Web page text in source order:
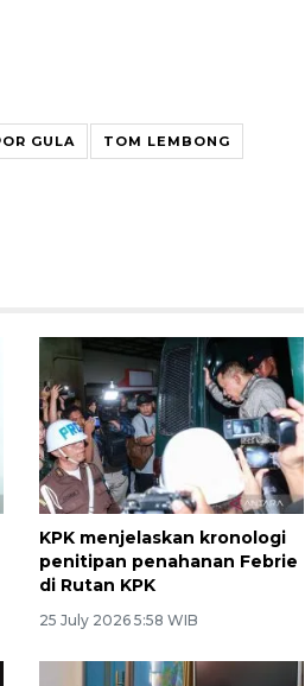
GULA TOM LEMBONG
KPK menjelaskan kronologi
penitipan penahanan Febrie
di Rutan KPK
25 July 2026 5:58 WIB
putusan terdakwa
Brigadir Nurhadi
2026 12:55 WIB